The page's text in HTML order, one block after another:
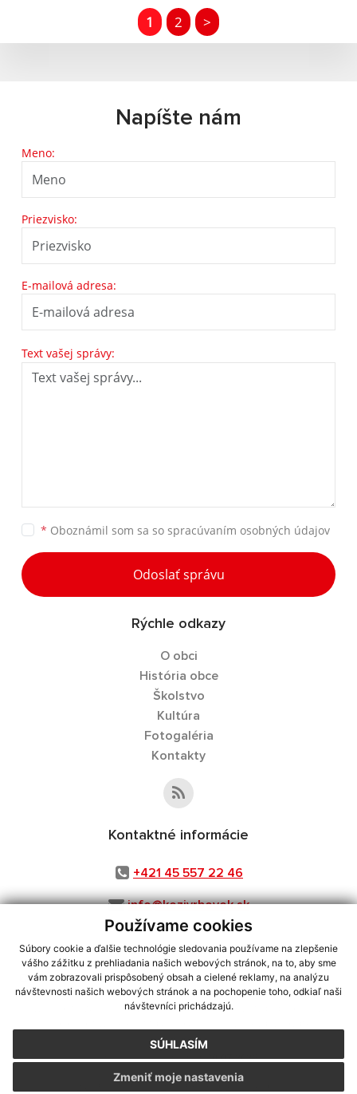
Používame cookies
Súbory cookie a ďalšie technológie sledovania používame na zlepšenie
vášho zážitku z prehliadania našich webových stránok, na to, aby sme
vám zobrazovali prispôsobený obsah a cielené reklamy, na analýzu
návštevnosti našich webových stránok a na pochopenie toho, odkiaľ naši
návštevníci prichádzajú.
SÚHLASÍM
Zmeniť moje nastavenia
1 2 >
Napíšte nám
Meno:
Priezvisko:
E-mailová adresa:
Text vašej správy:
* Oboznámil som sa so spracúvaním osobných údajov
Odoslať správu
Rýchle odkazy
O obci
História obce
Školstvo
Kultúra
Fotogaléria
Kontakty
Kontaktné informácie
+421 45 557 22 46
info@kozivrbovok.sk
využite možnosť získavania aktuálnych informácií s využitím RSS
CMS systém (redakčný) systém ECHELON 2,Mapa stránok,web portál
webex.digital, s.r.o.,domény,registrácia domény
Posledná aktualizácia:30.07.2026
Vytlačiť stránku|Vyhlásenie o prístupnosti